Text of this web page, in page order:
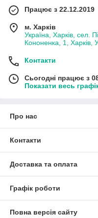
Працює з 22.12.2019
м. Харків
Україна, Харків, сел.
Кононенка, 1, Харків,
Контакти
Сьогодні працює з
Показати весь
Про нас
Контакти
Доставка та оплата
Графік роботи
Повна версія сайту